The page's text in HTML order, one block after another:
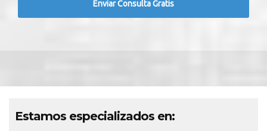
Estamos especializados en: